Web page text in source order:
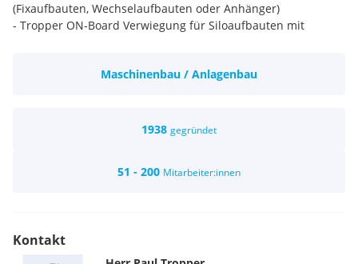
(Fixaufbauten, Wechselaufbauten oder Anhänger)
- Tropper ON-Board Verwiegung für Siloaufbauten mit
Konstruktion und Fertigung.
(z.B.: Getreide, Kunststoffgranulat, Salz, Mehl, Pellets, etc.)
Nahrungsmittelindustrie, chemischen Industrie, Holz- und
Maschinenbau / Anlagenbau
1938 gegründet
51 - 200 Mitarbeiter:innen
Kontakt